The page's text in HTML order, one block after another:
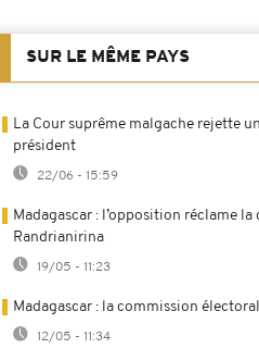
SUR LE MÊME PAYS
La Cour suprême malgache rejette
président
22/06 - 15:59
Madagascar : l’opposition réclame
Randrianirina
19/05 - 11:23
Madagascar : la commission
12/05 - 11:34